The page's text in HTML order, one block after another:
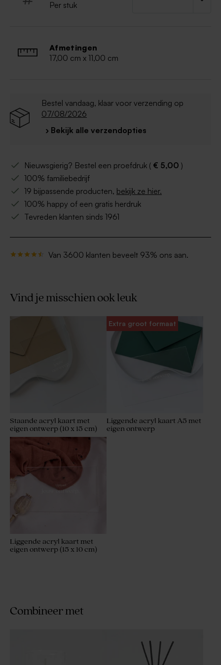
van je eigen ontwerp
Per stuk
Afmetingen
17,00 cm x 11,00 cm
Bestel vandaag, klaar voor verzending op
07/08/2026
› Bekijk alle verzendopties
Nieuwsgierig? Bestel een proefdruk ( € 5,00 )
100% familiebedrijf
19 bijpassende producten, bekijk ze hier.
100% happy of een gratis herdruk
Tevreden klanten sinds 1961
Van 3600 klanten beveelt 93% ons aan.
Vind je misschien ook leuk
Staande acryl kaart met
eigen ontwerp (10 x 15 cm)
Extra groot formaat
Liggende acryl kaart A5 met
eigen ontwerp
Liggende acryl kaart met
eigen ontwerp (15 x 10 cm)
Combineer met